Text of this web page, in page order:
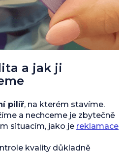
a jak ji
pilíř, na kterém stavíme.
a nechceme je zbytečně
situacím, jako je reklamace
kvality důkladně